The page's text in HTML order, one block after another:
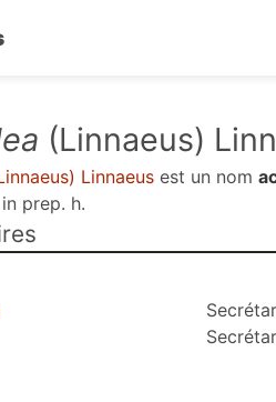
(Linnaeus)
Linnaeus est un nom
prep. h.